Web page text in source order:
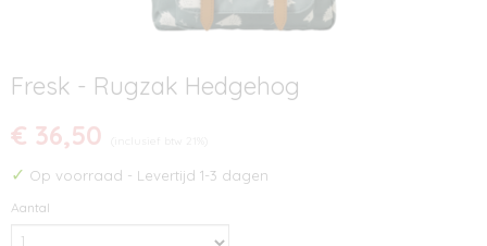
Fresk - Rugzak Hedgehog
€ 36,50 (inclusief btw 21%)
✓ Op voorraad - Levertijd 1-3 dagen
Aantal